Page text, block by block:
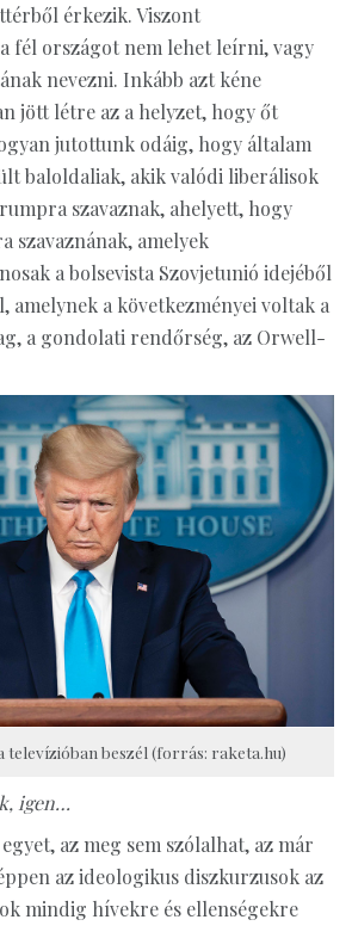
érkezik. Viszont
fél országot nem lehet leírni, vagy
nevezni. Inkább azt kéne
jött létre az a helyzet, hogy őt
jutottunk odáig, hogy általam
baloldaliak, akik valódi liberálisok
szavaznak, ahelyett, hogy
szavaznának, amelyek
a bolsevista Szovjetunió idejéből
amelynek a következményei voltak a
a gondolati rendőrség, az Orwell-
televízióban beszél (forrás: raketa.hu)
igen…
az meg sem szólalhat, az már
az ideologikus diszkurzusok az
mindig hívekre és ellenségekre